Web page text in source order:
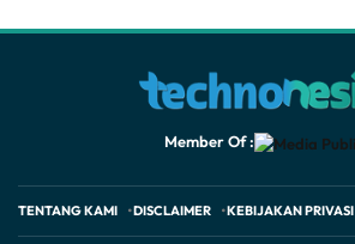
Member Of :
TENTANG KAMI DISCLAIMER KEBIJAKAN PRIVASI